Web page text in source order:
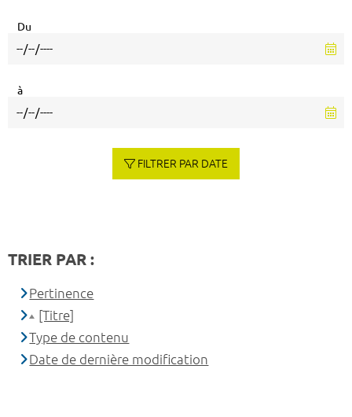
Du
à
FILTRER PAR DATE
TRIER PAR :
Pertinence
[Titre]
Type de contenu
Date de dernière modification